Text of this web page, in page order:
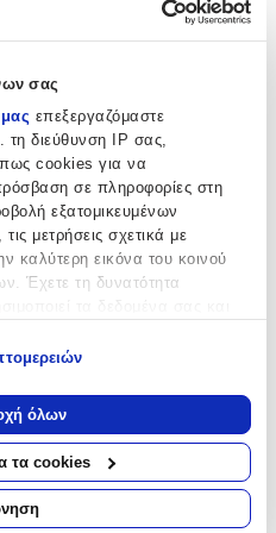
σας
επεξεργαζόμαστε
διεύθυνση IP σας,
cookies για να
σε πληροφορίες στη
εξατομικευμένων
μετρήσεις σχετικά με
καλύτερη εικόνα του κοινού
Έχετε τη δυνατότητα
σχετικά με τη γεωγραφική
να είναι ακριβείς σε
σας σαρώνοντας ενεργά
(δακτυλικό αποτύπωμα)
τον τρόπο επεξεργασίας των
όλων
τα cookies